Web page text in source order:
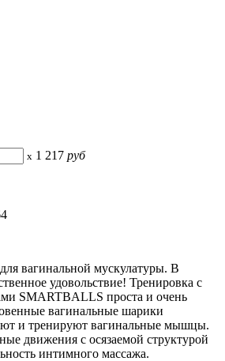
x 1 217 руб
вагинальной мускулатуры. В
удовольствие! Тренировка с
SMARTBALLS проста и очень
вагинальные шарики
и тренируют вагинальные мышцы.
движения с осязаемой структурой
интимного массажа.